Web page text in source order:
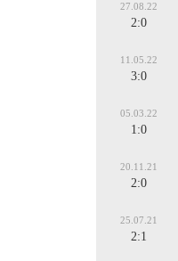
27.08.22
2:0
11.05.22
3:0
05.03.22
1:0
20.11.21
2:0
25.07.21
2:1